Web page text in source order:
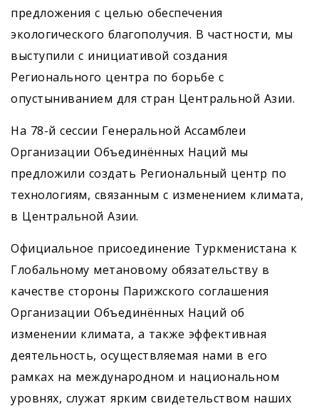
предложения с целью обеспечения
экологического благополучия. В частности, мы
выступили с инициативой создания
Регионального центра по борьбе с
опустыниванием для стран Центральной Азии.
На 78-й сессии Генеральной Ассамблеи
Организации Объединённых Наций мы
предложили создать Региональный центр по
технологиям, связанным с изменением климата,
в Центральной Азии.
Официальное присоединение Туркменистана к
Глобальному метановому обязательству в
качестве стороны Парижского соглашения
Организации Объединённых Наций об
изменении климата, а также эффективная
деятельность, осуществляемая нами в его
рамках на международном и национальном
уровнях, служат ярким свидетельством наших